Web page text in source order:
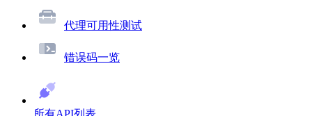
代理可用性测试
错误码一览
所有API列表